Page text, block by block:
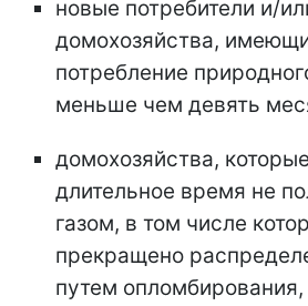
новые потребители и/
домохозяйства,
потребление
меньше чем девять
домохозяйства, которые
длительное время не
газом, в том числе
прекращено
путем опломбирования,